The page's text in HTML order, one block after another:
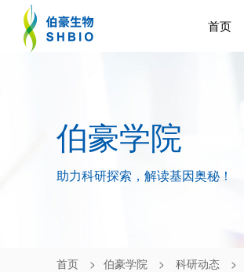
首页
伯豪学院
助力科研探索，解读基因奥秘！
首页 伯豪学院 科研动态